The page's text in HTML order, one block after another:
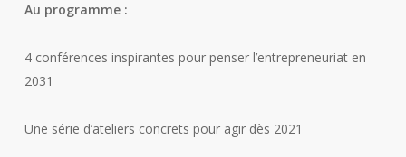
Au programme :
4 conférences inspirantes pour penser l’entrepreneuriat en
2031
Une série d’ateliers concrets pour agir dès 2021